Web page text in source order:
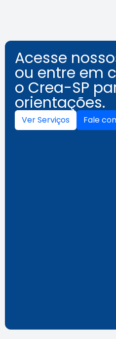
Acesse
ou entre em
o Crea-SP
orientações.
Ver Serviços Fale